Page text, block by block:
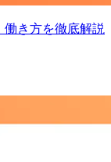
き方を徹底解説